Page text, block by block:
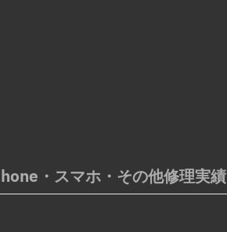
・スマホ・その他修理実績